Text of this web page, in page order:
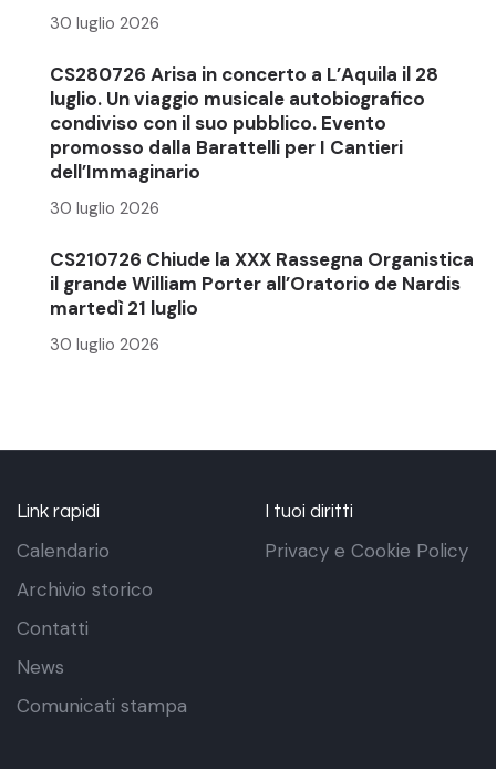
30 luglio 2026
CS280726 Arisa in concerto a L’Aquila il 28
luglio. Un viaggio musicale autobiografico
condiviso con il suo pubblico. Evento
promosso dalla Barattelli per I Cantieri
dell’Immaginario
30 luglio 2026
CS210726 Chiude la XXX Rassegna Organistica
il grande William Porter all’Oratorio de Nardis
martedì 21 luglio
30 luglio 2026
Link rapidi
Calendario
Archivio storico
Contatti
News
Comunicati stampa
I tuoi diritti
Privacy e Cookie Policy